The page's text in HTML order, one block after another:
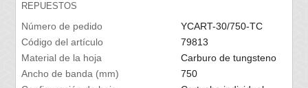
REPUESTOS
Número de pedido
YCART-30/750-TC
Código del artículo
79813
Material de la hoja
Carburo de tungsteno
Ancho de banda (mm)
750